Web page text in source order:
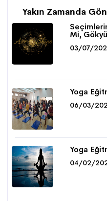
Yakın Zamanda
Mi,
03/07/
Yoga
06/03/
Yoga
04/02/